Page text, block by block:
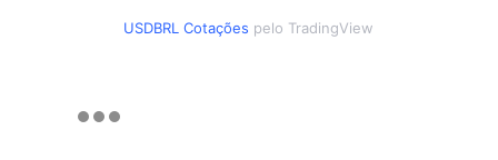
USDBRL Cotações pelo TradingView